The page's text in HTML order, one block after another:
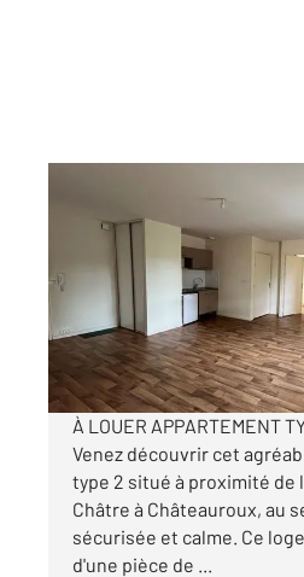
CHATEAUROUX 36
48,01 m , 2 pièces
Ref : 10128
Appartement T2 à
470 €
par mois charges comprises
À LOUER APPARTEMENT
Venez découvrir cet
type 2 situé à proximité de
Châtre à Châteauroux, au
sécurisée et calme. Ce
d'une pièce de ...